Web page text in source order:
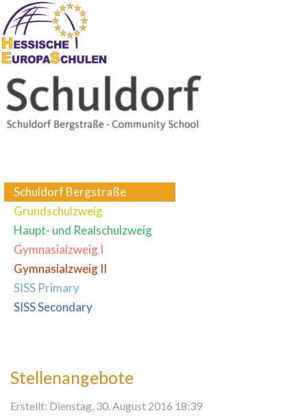
Schuldorf Bergstraße
Grundschulzweig
Haupt- und Realschulzweig
Gymnasialzweig I
Gymnasialzweig II
SISS Primary
SISS Secondary
Stellenangebote
Erstellt: Dienstag, 30. August 2016 18:39